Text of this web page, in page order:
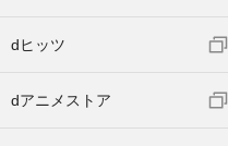
dヒッツ
dアニメストア